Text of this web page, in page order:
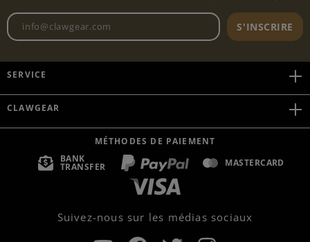
Adresse e-mail de laS'INSCRIRE
SERVICE
CLAWGEAR
MÉTHODES DE PAIEMENT
BANK
TRANSFER MASTERCARD
Suivez-nous sur les médias sociaux